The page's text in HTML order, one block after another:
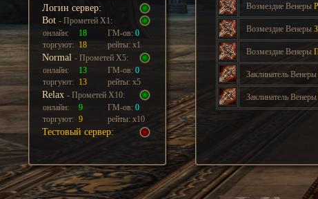
Возмездие Венеры
Возмездие Венеры
Возмездие Венеры
Заклинатель Венеры
Заклинатель Венеры
Логин сервер:
Bot - Прометей Х1:
онлайн:
18 ГМ-ов: 0
торгуют: 18 рейты: х1
Normal - Прометей Х5:
онлайн:
13 ГМ-ов: 0
торгуют: 13 рейты: х5
Relax - Прометей Х10:
онлайн:
9 ГМ-ов: 0
торгуют: 9 рейты: х10
Тестовый сервер: